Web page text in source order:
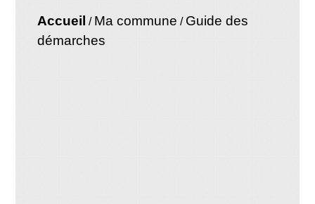
Accueil / Ma commune / Guide des
démarches